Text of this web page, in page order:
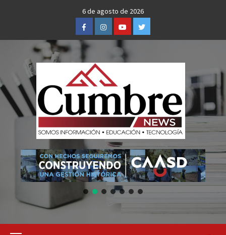
6 de agosto de 2026
FacebookInstagramYoutubeTwitter